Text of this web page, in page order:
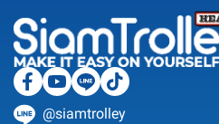
@siamtrolley